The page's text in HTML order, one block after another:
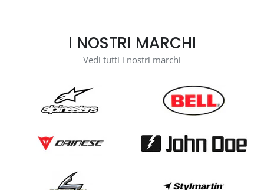
I NOSTRI MARCHI
Vedi tutti i nostri marchi